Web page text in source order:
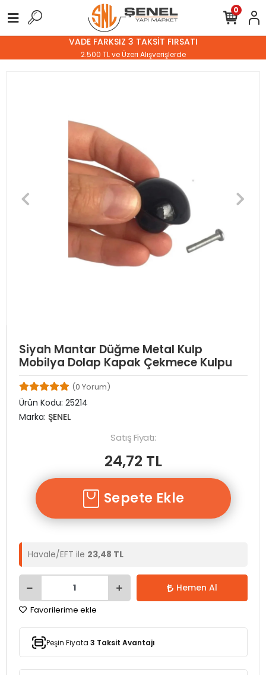
VADE FARKSIZ 3 TAKSİT FIRSATI
2.500 TL ve Üzeri Alışverişlerde
0
Siyah Mantar Düğme Metal Kulp
Mobilya Dolap Kapak Çekmece Kulpu
(0 Yorum)
Ürün Kodu: 25214
Marka: ŞENEL
Satış Fiyatı:
24,72 TL
Sepete Ekle
Havale/EFT ile 23,48 TL
Hemen Al
Favorilerime ekle
Peşin Fiyata 3 Taksit Avantajı